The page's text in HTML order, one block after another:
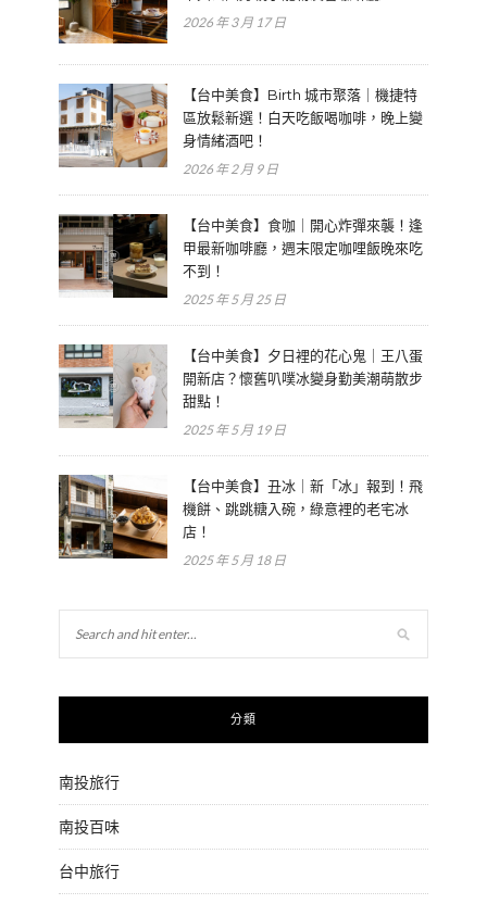
2026 年 3 月 17 日
【台中美食】Birth 城市聚落｜機捷特
區放鬆新選！白天吃飯喝咖啡，晚上變
身情緒酒吧！
2026 年 2 月 9 日
【台中美食】食咖｜開心炸彈來襲！逢
甲最新咖啡廳，週末限定咖哩飯晚來吃
不到！
2025 年 5 月 25 日
【台中美食】夕日裡的花心鬼｜王八蛋
開新店？懷舊叭噗冰變身勤美潮萌散步
甜點！
2025 年 5 月 19 日
【台中美食】丑冰｜新「冰」報到！飛
機餅、跳跳糖入碗，綠意裡的老宅冰
店！
2025 年 5 月 18 日
分類
南投旅行
南投百味
台中旅行